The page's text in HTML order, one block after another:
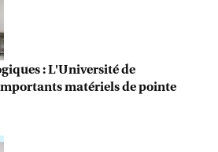
: L'Université de
matériels de pointe